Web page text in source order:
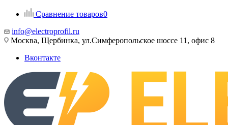
Сравнение товаров0
info@electroprofil.ru
Москва, Щербинка, ул.Симферопольское шоссе 11, офис 8
Вконтакте